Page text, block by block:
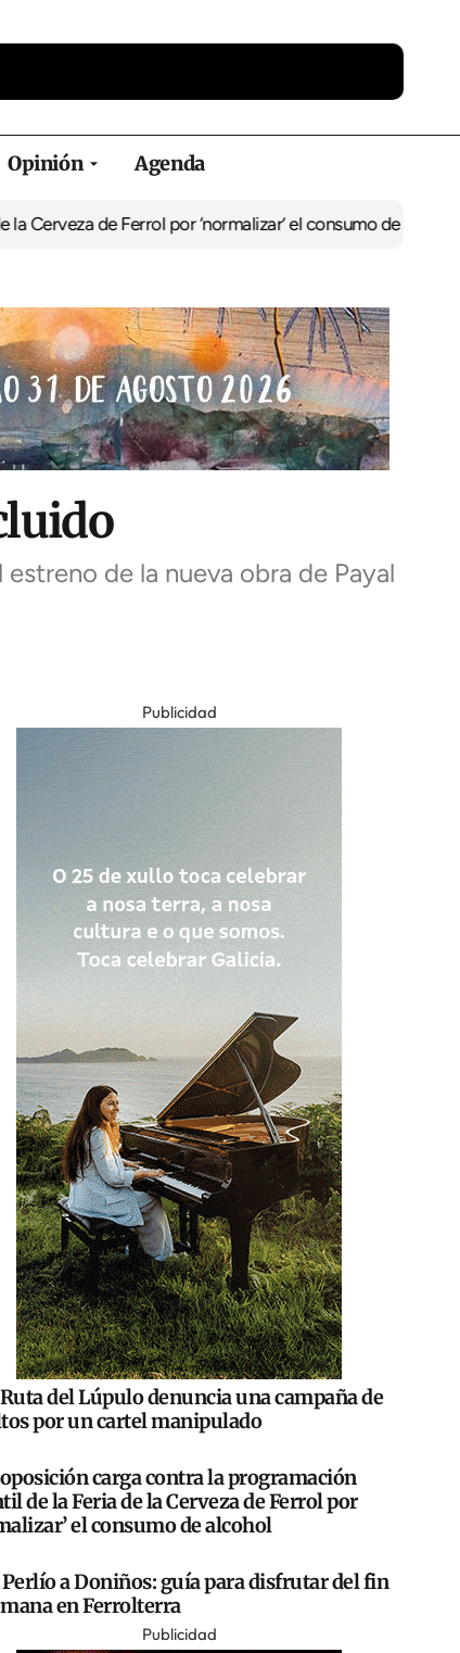
Opinión Agenda
de Ferrol por ‘normalizar’ el consumo de alcohol
de la nueva obra de Payal
Publicidad
del Lúpulo denuncia una campaña de
por un cartel manipulado
carga contra la programación
de la Feria de la Cerveza de Ferrol por
el consumo de alcohol
Perlío a Doniños: guía para disfrutar del fin
en Ferrolterra
Publicidad